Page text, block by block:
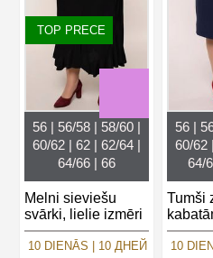
TOP PRECE
56 | 56/58 | 58/60 |
60/62 | 62 | 62/64 |
64/66 | 66
Melni sieviešu
svārki, lielie izmēri
10 DIENĀS | 10 ДНЕЙ
56 |
60/62
64/
Tumši
10